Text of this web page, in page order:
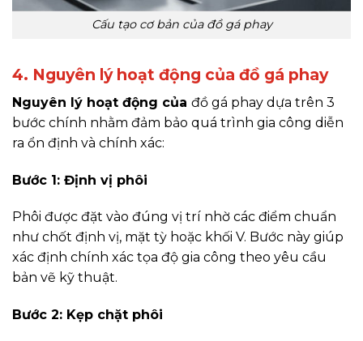
Cấu tạo cơ bản của đồ gá phay
4. Nguyên lý hoạt động của đồ gá phay
Nguyên lý hoạt động của đồ gá phay dựa trên 3
bước chính nhằm đảm bảo quá trình gia công diễn
ra ổn định và chính xác:
Bước 1: Định vị phôi
Phôi được đặt vào đúng vị trí nhờ các điểm chuẩn
như chốt định vị, mặt tỳ hoặc khối V. Bước này giúp
xác định chính xác tọa độ gia công theo yêu cầu
bản vẽ kỹ thuật.
Bước 2: Kẹp chặt phôi